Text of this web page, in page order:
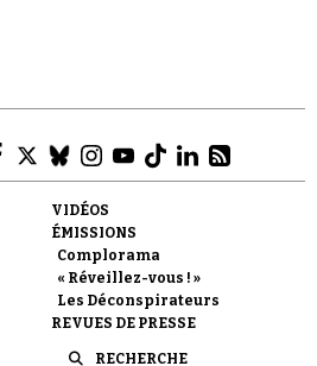
VIDÉOS
ÉMISSIONS
Complorama
« Réveillez-vous ! »
Les Déconspirateurs
REVUES DE PRESSE
RECHERCHE